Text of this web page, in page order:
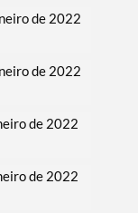
de 2022
de 2022
de 2022
de 2022